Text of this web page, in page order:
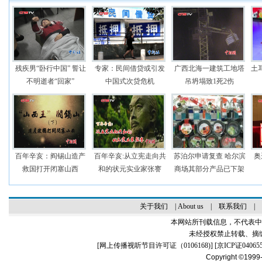
残疾男“卧行中国” 誓让
不明逝者“回家”
专家：民间借贷或引发
中国式次贷危机
广西北海一建筑工地塔
吊坍塌致1死2伤
土
百年辛亥：阎锡山造产
救国打开闭塞山西
百年辛亥:从立宪走向共
和的状元实业家张謇
苏泊尔申请复查 哈尔滨
商场其部分产品已下架
关于我们 About us| 联系我们
本网站所刊载信息，不代表
未经授权禁止转载、摘
[网上传播视听节目许可证（0106168)] [京ICP证
Copyright